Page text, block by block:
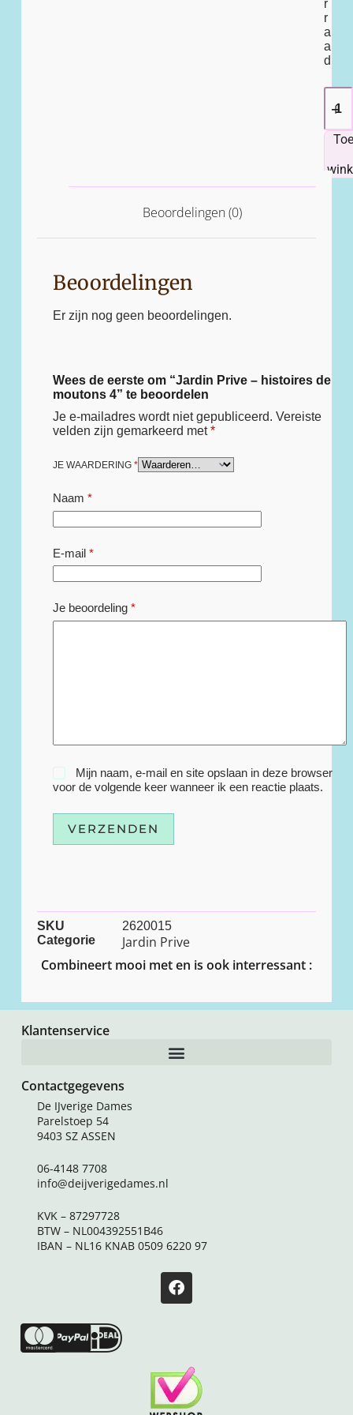
r
r
a
a
d
Beoordelingen (0)
Beoordelingen
Er zijn nog geen beoordelingen.
Wees de eerste om “Jardin Prive – histoires de
moutons 4” te beoordelen
Je e-mailadres wordt niet gepubliceerd. Vereiste
velden zijn gemarkeerd met*
JE WAARDERING *
Naam *
E-mail*
Je beoordeling *
Mijn naam, e-mail en site opslaan in deze browser
voor de volgende keer wanneer ik een reactie plaats.
VERZENDEN
SKU
2620015
Categorie
Jardin Prive
Combineert mooi met en is ook interressant :
Klantenservice
Contactgegevens
De IJverige Dames
Parelstoep 54
9403 SZ ASSEN
06-4148 7708
info@deijverigedames.nl
KVK – 87297728
BTW – NL004392551B46
IBAN – NL16 KNAB 0509 6220 97